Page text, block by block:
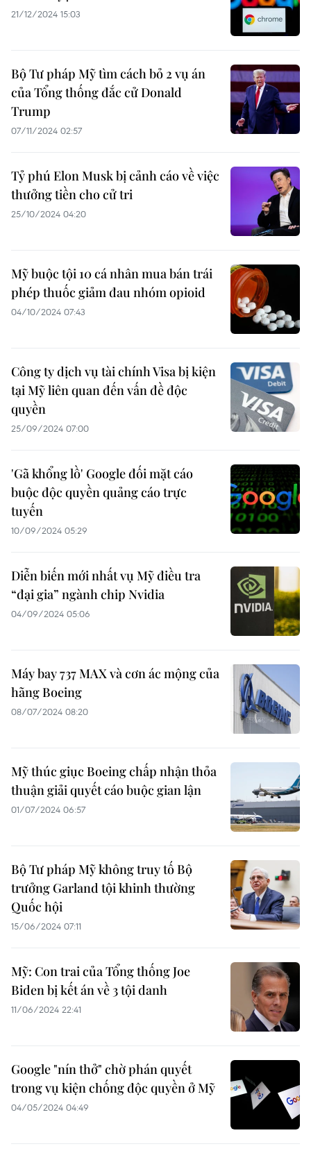
21/12/2024 15:03
Bộ Tư pháp Mỹ tìm cách bỏ 2 vụ án
của Tổng thống đắc cử Donald
Trump
07/11/2024 02:57
Tỷ phú Elon Musk bị cảnh cáo về việc
thưởng tiền cho cử tri
25/10/2024 04:20
Mỹ buộc tội 10 cá nhân mua bán trái
phép thuốc giảm đau nhóm opioid
04/10/2024 07:43
Công ty dịch vụ tài chính Visa bị kiện
tại Mỹ liên quan đến vấn đề độc
quyền
25/09/2024 07:00
'Gã khổng lồ' Google đối mặt cáo
buộc độc quyền quảng cáo trực
tuyến
10/09/2024 05:29
Diễn biến mới nhất vụ Mỹ điều tra
“đại gia” ngành chip Nvidia
04/09/2024 05:06
Máy bay 737 MAX và cơn ác mộng của
hãng Boeing
08/07/2024 08:20
Mỹ thúc giục Boeing chấp nhận thỏa
thuận giải quyết cáo buộc gian lận
01/07/2024 06:57
Bộ Tư pháp Mỹ không truy tố Bộ
trưởng Garland tội khinh thường
Quốc hội
15/06/2024 07:11
Mỹ: Con trai của Tổng thống Joe
Biden bị kết án về 3 tội danh
11/06/2024 22:41
Google "nín thở" chờ phán quyết
trong vụ kiện chống độc quyền ở Mỹ
04/05/2024 04:49